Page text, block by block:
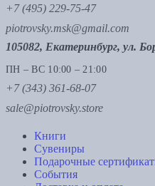
+7 (495) 229-75-47
piotrovsky.msk@gmail.com
105082, Екатеринбург, ул.
ПН – ВС 10:00 – 21:00
+7 (343) 361-68-07
sale@piotrovsky.store
Книги
Сувениры
Подарочные
События